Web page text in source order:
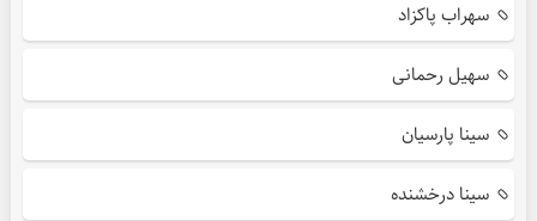
سهراب پاکزاد
سهیل رحمانی
سینا پارسیان
سینا درخشنده